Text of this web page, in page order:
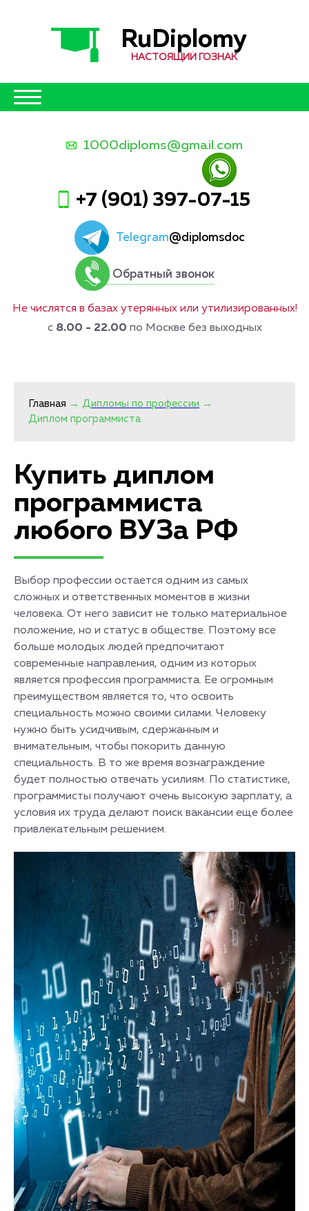
RuDiplomy
НАСТОЯЩИЙ ГОЗНАК
1000diploms@gmail.com
+7 (901) 397-07-15
Telegram@diplomsdoc
Обратный звонок
Не числятся в базах утерянных или утилизированных!
с 8.00 - 22.00 по Москве без выходных
Главная → Дипломы по профессии →
Диплом программиста
Купить диплом
программиста
любого ВУЗа РФ
Выбор профессии остается одним из самых
сложных и ответственных моментов в жизни
человека. От него зависит не только материальное
положение, но и статус в обществе. Поэтому все
больше молодых людей предпочитают
современные направления, одним из которых
является профессия программиста. Ее огромным
преимуществом является то, что освоить
специальность можно своими силами. Человеку
нужно быть усидчивым, сдержанным и
внимательным, чтобы покорить данную
специальность. В то же время вознаграждение
будет полностью отвечать усилиям. По статистике,
программисты получают очень высокую зарплату, а
условия их труда делают поиск вакансии еще более
привлекательным решением.